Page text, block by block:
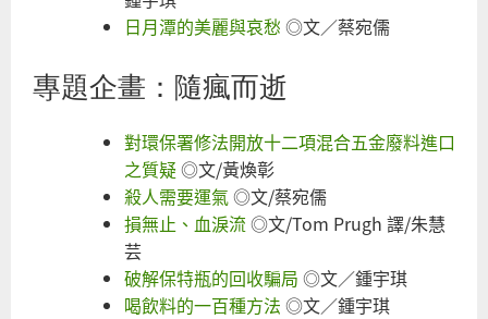
日月潭的美麗與哀愁 ◎文／蔡宛儒
專題企畫：隨瘋而逝
對環保署修法開放十二項混合五金廢料進口
之質疑 ◎文/黃煥彰
殺人需要運氣◎文/蔡宛儒
損無止、血淚流 ◎文/Tom Prugh 譯/朱慧
芸
破解保特瓶的回收騙局 ◎文／鍾宇琪
喝飲料的一百種方法 ◎文／鍾宇琪